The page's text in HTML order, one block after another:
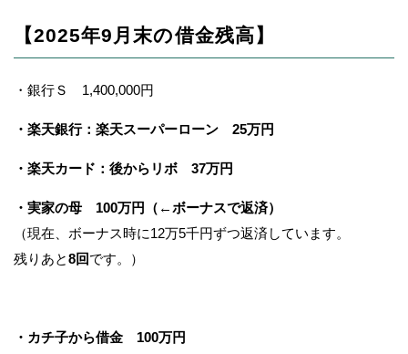
【2025年9月末の借金残高】
・銀行Ｓ 1,400,000円
・楽天銀行：楽天スーパーローン 25万円
・楽天カード：後からリボ 37万円
・実家の母 100万円（←ボーナスで返済）
（現在、ボーナス時に12万5千円ずつ返済しています。
残りあと8回です。）
・カチ子から借金 100万円